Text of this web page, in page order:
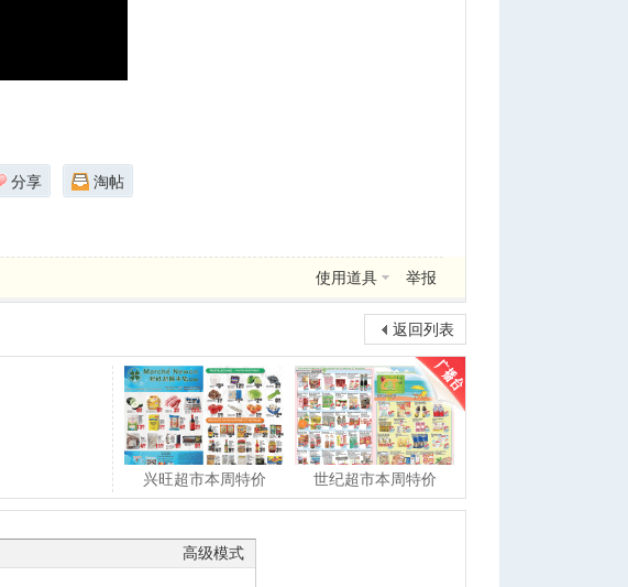
分享 淘帖
使用道具 举报
返回列表
兴旺超市本周特价 世纪超市本周特价
高级模式